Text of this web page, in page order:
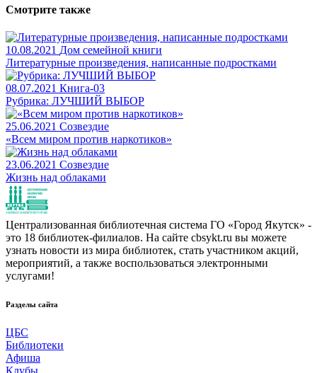
Смотрите также
10.08.2021 Дом семейной книги
Литературные произведения, написанные подростками
08.07.2021 Книга-03
Рубрика: ЛУЧШИЙ ВЫБОР
25.06.2021 Созвездие
«Всем миром против наркотиков»
23.06.2021 Созвездие
Жизнь над облаками
Централизованная библиотечная система ГО «Город Якутск» -
это 18 библиотек-филиалов. На сайте cbsykt.ru вы можете
узнать новости из мира библиотек, стать участником акций,
мероприятий, а также воспользоваться электронными
услугами!
Разделы сайта
ЦБС
Библиотеки
Афиша
Клубы